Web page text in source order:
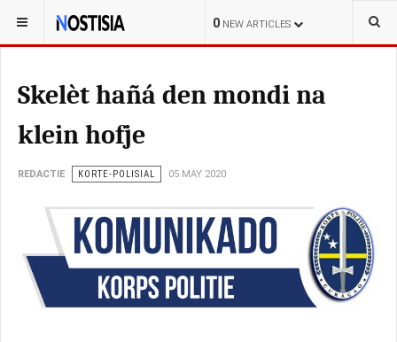
0 NEW ARTICLES
YOU ARE HERE: CURAÇAO
Skelèt hañá den mondi na
klein hofje
REDACTIE KORTE-POLISIAL 05 MAY 2020